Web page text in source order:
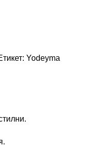
Yodeyma